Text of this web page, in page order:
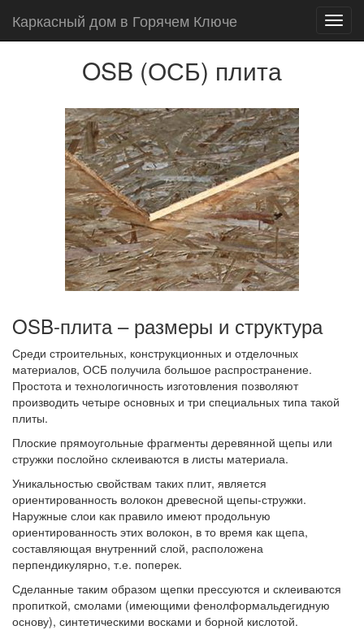
Каркасный дом в Горячем Ключе
OSB (ОСБ) плита
OSB-плита – размеры и структура
Среди строительных, конструкционных и отделочных
материалов, ОСБ получила большое распространение.
Простота и технологичность изготовления позволяют
производить четыре основных и три специальных типа такой
плиты.
Плоские прямоугольные фрагменты деревянной щепы или
стружки послойно склеиваются в листы материала.
Уникальностью свойствам таких плит, является
ориентированность волокон древесной щепы-стружки.
Наружные слои как правило имеют продольную
ориентированность этих волокон, в то время как щепа,
составляющая внутренний слой, расположена
перпендикулярно, т.е. поперек.
Сделанные таким образом щепки прессуются и склеиваются
пропиткой, смолами (имеющими фенолформальдегидную
основу), синтетическими восками и борной кислотой.